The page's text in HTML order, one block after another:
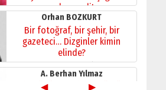
gazeteci… Dizginler kimin
elinde?
31 Mart 2026 Salı
A. Berhan Yılmaz
BİR BÖLÜM DEĞİL, BİR ÖMÜR
SEÇİYORSUNUZ… “NEDEN
ATATÜRK ÜNİVERSİTESİ?”
28 Temmuz 2026 Salı
◀ ▶